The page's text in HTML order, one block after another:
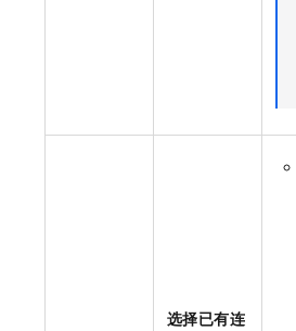
选择已有连